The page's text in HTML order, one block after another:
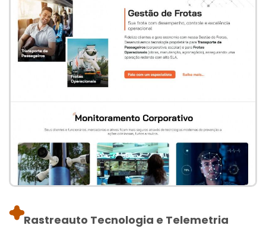
Rastreauto Tecnologia e Telemetria